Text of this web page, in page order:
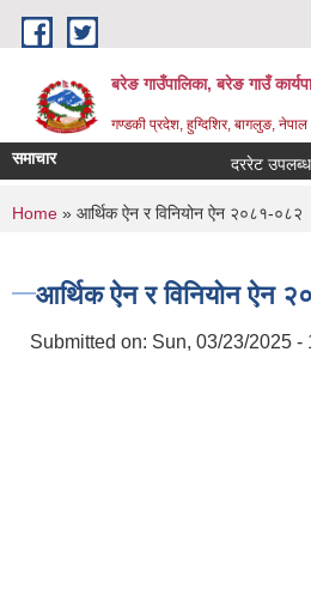
Skip to main content
बरेङ गाउँपालिका, बरेङ गाउँ
गण्डकी प्रदेश, हुग्दिशिर, बागलुङ, नेपाल
समाचार दररेट उपलब्ध
You are here
Home » आर्थिक ऐन र विनियोन ऐन २०८१-०८२
आर्थिक ऐन र विनियोन ऐन
Submitted on: Sun, 03/23/2025 -